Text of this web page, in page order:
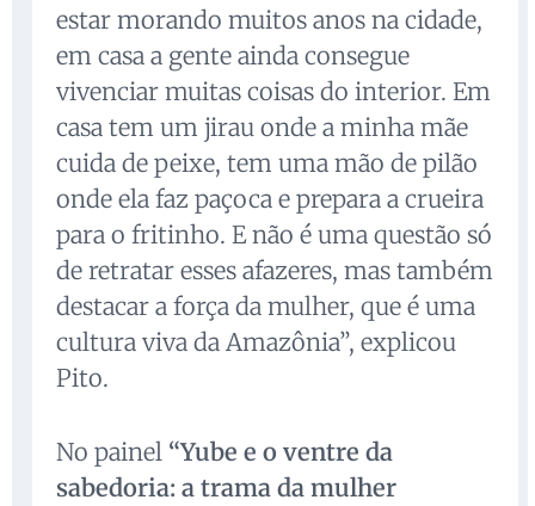
estar morando muitos anos na cidade,
em casa a gente ainda consegue
vivenciar muitas coisas do interior. Em
casa tem um jirau onde a minha mãe
cuida de peixe, tem uma mão de pilão
onde ela faz paçoca e prepara a crueira
para o fritinho. E não é uma questão só
de retratar esses afazeres, mas também
destacar a força da mulher, que é uma
cultura viva da Amazônia”, explicou
Pito.
No painel “Yube e o ventre da
sabedoria: a trama da mulher